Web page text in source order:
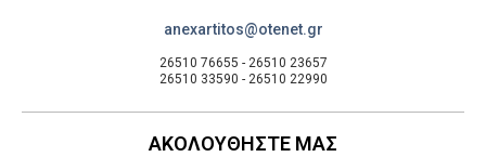
anexartitos@otenet.gr
26510 76655 - 26510 23657
26510 33590 - 26510 22990
ΑΚΟΛΟΥΘΗΣΤΕ ΜΑΣ